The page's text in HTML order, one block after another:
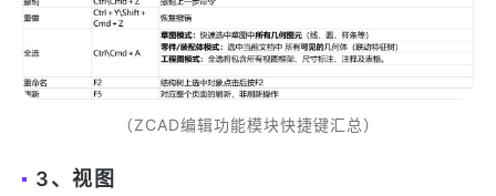
（ZCAD编辑功能模块快捷键汇总）
3、视图